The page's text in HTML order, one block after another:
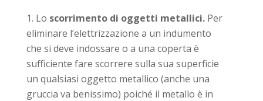
Lo scorrimento di oggetti metallici.Per
eliminare l’elettrizzazione a un indumento
che si deve indossare o a una coperta è
sufficiente fare scorrere sulla sua superficie
un qualsiasi oggetto metallico (anche una
gruccia va benissimo) poiché il metallo è in